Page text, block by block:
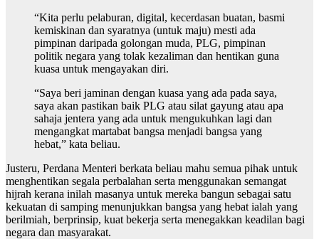
“Kita perlu pelaburan, digital, kecerdasan buatan, basmi
kemiskinan dan syaratnya (untuk maju) mesti ada
pimpinan daripada golongan muda, PLG, pimpinan
politik negara yang tolak kezaliman dan hentikan guna
kuasa untuk mengayakan diri.
“Saya beri jaminan dengan kuasa yang ada pada saya,
saya akan pastikan baik PLG atau silat gayung atau apa
sahaja jentera yang ada untuk mengukuhkan lagi dan
mengangkat martabat bangsa menjadi bangsa yang
hebat,” kata beliau.
Justeru, Perdana Menteri berkata beliau mahu semua pihak untuk
menghentikan segala perbalahan serta menggunakan semangat
hijrah kerana inilah masanya untuk mereka bangun sebagai satu
kekuatan di samping menunjukkan bangsa yang hebat ialah yang
berilmiah, berprinsip, kuat bekerja serta menegakkan keadilan bagi
negara dan masyarakat.